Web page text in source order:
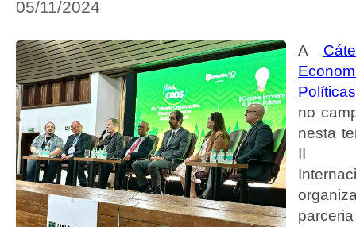
05/11/2024
A
no
nesta
II